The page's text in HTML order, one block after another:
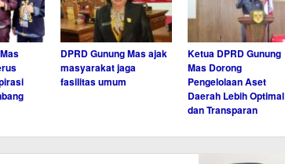
DPRD Gunung Mas ajak
masyarakat jaga
fasilitas umum
Ketua DPRD Gunung
Mas Dorong
Pengelolaan Aset
Daerah Lebih Optimal
dan Transparan